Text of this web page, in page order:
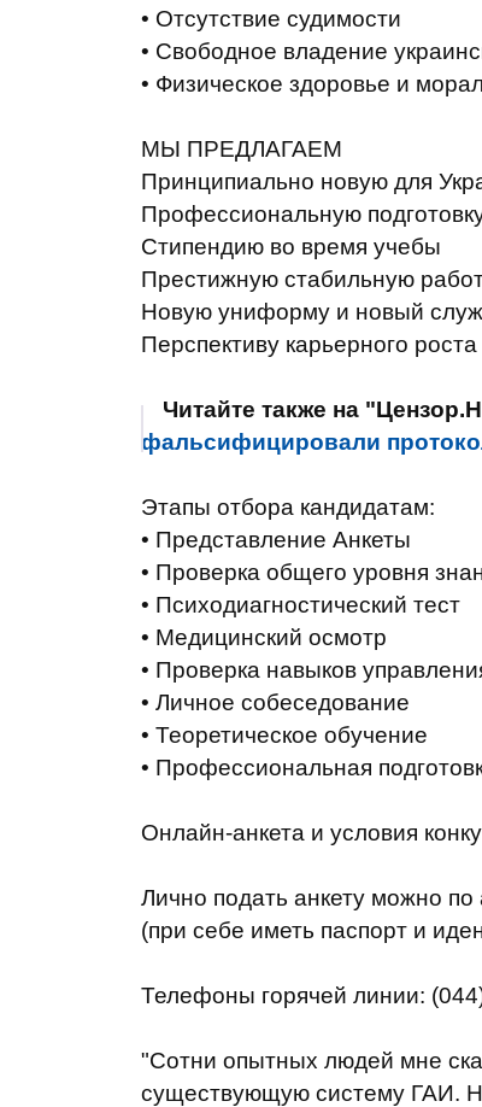
• Отсутствие судимости
• Свободное владение
• Физическое здоровье и
МЫ ПРЕДЛАГАЕМ
Принципиально новую для
Профессиональную
Стипендию во время учебы
Престижную стабильную
Новую униформу и новый
Перспективу карьерного роста
Читайте также на
фальсифицировали
Этапы отбора кандидатам:
• Представление Анкеты
• Проверка общего уровня
• Психодиагностический тест
• Медицинский осмотр
• Проверка навыков
• Личное собеседование
• Теоретическое обучение
• Профессиональная
Онлайн-анкета и условия
Лично подать анкету можно по
(при себе иметь паспорт и
Телефоны горячей линии: (
"Сотни опытных людей мне
существующую систему ГАИ.